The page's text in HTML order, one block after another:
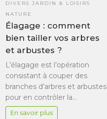
DIVERS JARDIN & LOISIRS
NATURE
Élagage : comment
bien tailler vos arbres
et arbustes ?
L’élagage est l’opération
consistant à couper des
branches d’arbres et arbustes
pour en contrôler la…
En savoir plus